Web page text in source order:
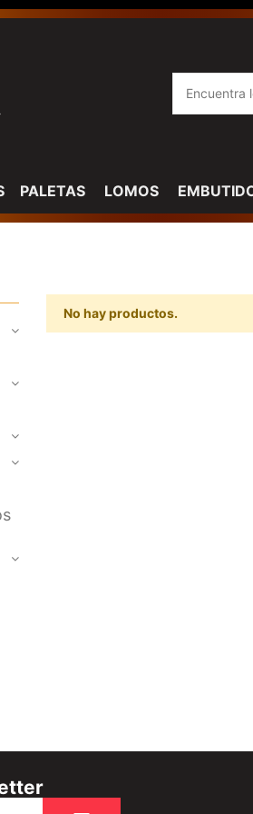
PALETAS LOMOS
No hay productos.